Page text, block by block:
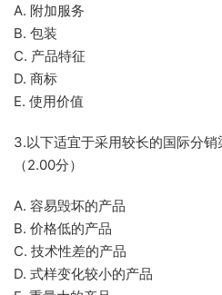
A. 附加服务
B. 包装
C. 产品特征
D. 商标
E. 使用价值
3.以下适宜于采用较长的国际分
（2.00分）
A. 容易毁坏的产品
B. 价格低的产品
C. 技术性差的产品
D. 式样变化较小的产品